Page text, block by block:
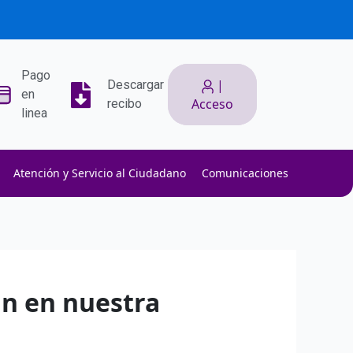
Pago
en
linea
Descargar
recibo
|
Acceso
Atención y Servicio al Ciudadano Comunicaciones
en nuestra